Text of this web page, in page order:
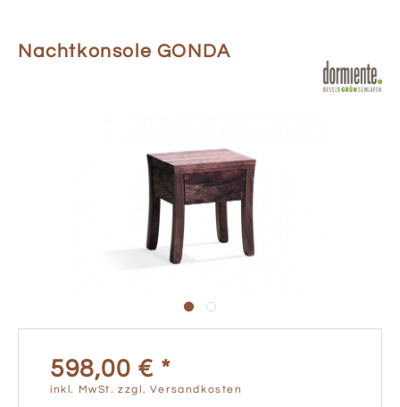
Nachtkonsole GONDA
598,00 € *
inkl. MwSt.zzgl. Versandkosten